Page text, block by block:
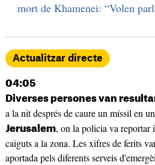
mort de Khamenei: “Volen
Actualitzar directe
04:05
Diverses persones van
a la nit després de caure un míssil en
Jerusalem, on la policia va reportar
caiguts a la zona. Les xifres de ferits
aportada pels diferents serveis